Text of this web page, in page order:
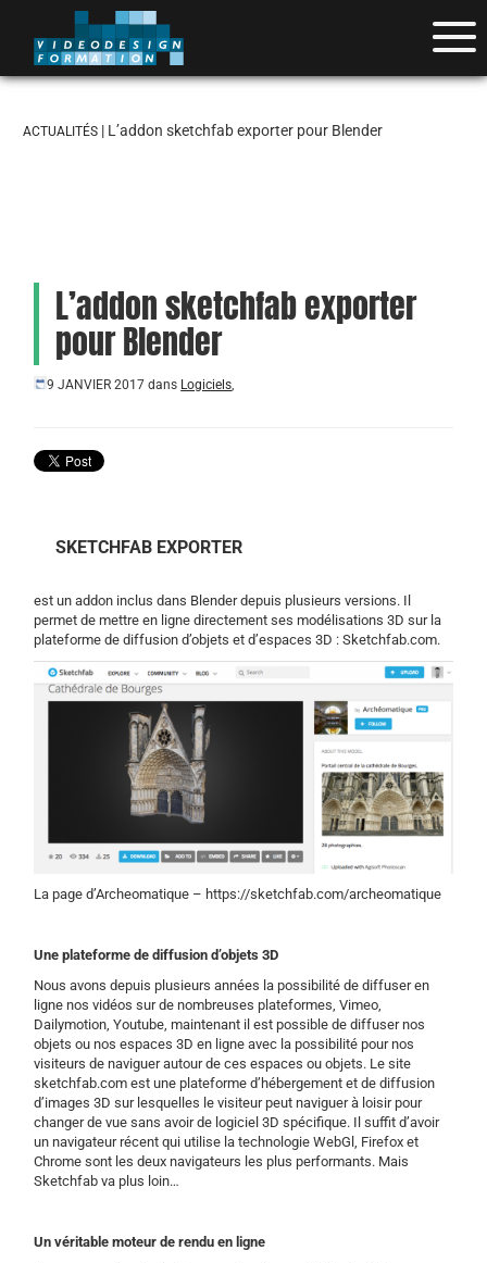
ACTUALITÉS | L’addon sketchfab exporter pour Blender
L’addon sketchfab exporter
pour Blender
9 JANVIER 2017 dans Logiciels,
SKETCHFAB EXPORTER
est un addon inclus dans Blender depuis plusieurs versions. Il
permet de mettre en ligne directement ses modélisations 3D sur la
plateforme de diffusion d’objets et d’espaces 3D : Sketchfab.com.
La page d’Archeomatique – https://sketchfab.com/archeomatique
Une plateforme de diffusion d’objets 3D
Nous avons depuis plusieurs années la possibilité de diffuser en
ligne nos vidéos sur de nombreuses plateformes, Vimeo,
Dailymotion, Youtube, maintenant il est possible de diffuser nos
objets ou nos espaces 3D en ligne avec la possibilité pour nos
visiteurs de naviguer autour de ces espaces ou objets. Le site
sketchfab.com est une plateforme d’hébergement et de diffusion
d’images 3D sur lesquelles le visiteur peut naviguer à loisir pour
changer de vue sans avoir de logiciel 3D spécifique. Il suffit d’avoir
un navigateur récent qui utilise la technologie WebGl, Firefox et
Chrome sont les deux navigateurs les plus performants. Mais
Sketchfab va plus loin…
Un véritable moteur de rendu en ligne